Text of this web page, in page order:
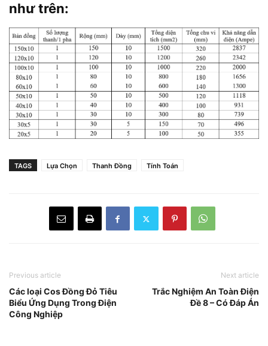
như trên:
TAGS Lựa Chọn Thanh Đồng Tính Toán
Previous article
Các loại Cos Đồng Đỏ Tiêu
Biểu Ứng Dụng Trong Điện
Công Nghiệp
Next article
Trắc Nghiệm An Toàn Điện
Đề 8 – Có Đáp Án